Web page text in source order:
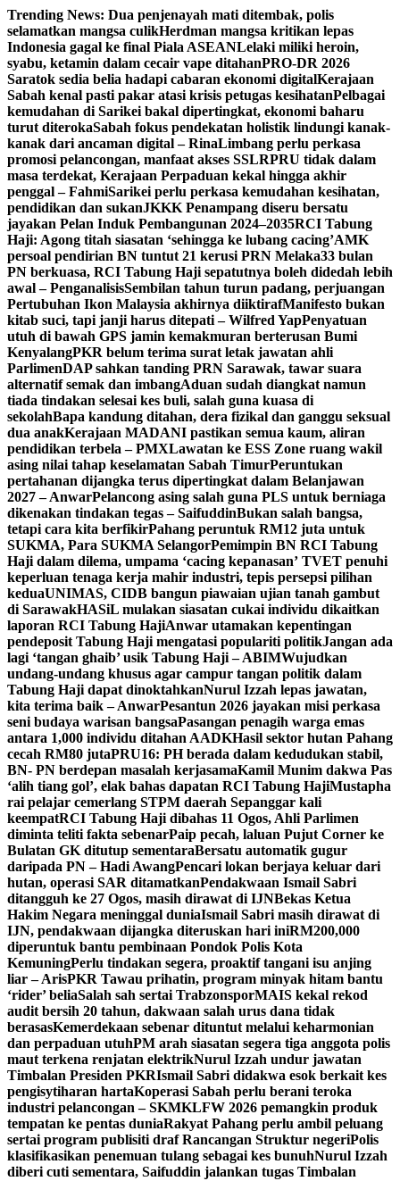
Skip
to
content
Trending News: Dua penjenayah mati ditembak, polis
selamatkan mangsa culikHerdman mangsa kritikan lepas
Indonesia gagal ke final Piala ASEANLelaki miliki heroin,
syabu, ketamin dalam cecair vape ditahanPRO-DR 2026
Saratok sedia belia hadapi cabaran ekonomi digitalKerajaan
Sabah kenal pasti pakar atasi krisis petugas kesihatanPelbagai
kemudahan di Sarikei bakal dipertingkat, ekonomi baharu
turut diterokaSabah fokus pendekatan holistik lindungi kanak-
kanak dari ancaman digital – RinaLimbang perlu perkasa
promosi pelancongan, manfaat akses SSLRPRU tidak dalam
masa terdekat, Kerajaan Perpaduan kekal hingga akhir
penggal – FahmiSarikei perlu perkasa kemudahan kesihatan,
pendidikan dan sukanJKKK Penampang diseru bersatu
jayakan Pelan Induk Pembangunan 2024–2035RCI Tabung
Haji: Agong titah siasatan ‘sehingga ke lubang cacing’AMK
persoal pendirian BN tuntut 21 kerusi PRN Melaka33 bulan
PN berkuasa, RCI Tabung Haji sepatutnya boleh didedah lebih
awal – PenganalisisSembilan tahun turun padang, perjuangan
Pertubuhan Ikon Malaysia akhirnya diiktirafManifesto bukan
kitab suci, tapi janji harus ditepati – Wilfred YapPenyatuan
utuh di bawah GPS jamin kemakmuran berterusan Bumi
KenyalangPKR belum terima surat letak jawatan ahli
ParlimenDAP sahkan tanding PRN Sarawak, tawar suara
alternatif semak dan imbangAduan sudah diangkat namun
tiada tindakan selesai kes buli, salah guna kuasa di
sekolahBapa kandung ditahan, dera fizikal dan ganggu seksual
dua anakKerajaan MADANI pastikan semua kaum, aliran
pendidikan terbela – PMXLawatan ke ESS Zone ruang wakil
asing nilai tahap keselamatan Sabah TimurPeruntukan
pertahanan dijangka terus dipertingkat dalam Belanjawan
2027 – AnwarPelancong asing salah guna PLS untuk berniaga
dikenakan tindakan tegas – SaifuddinBukan salah bangsa,
tetapi cara kita berfikirPahang peruntuk RM12 juta untuk
SUKMA, Para SUKMA SelangorPemimpin BN RCI Tabung
Haji dalam dilema, umpama ‘cacing kepanasan’ TVET penuhi
keperluan tenaga kerja mahir industri, tepis persepsi pilihan
keduaUNIMAS, CIDB bangun piawaian ujian tanah gambut
di SarawakHASiL mulakan siasatan cukai individu dikaitkan
laporan RCI Tabung HajiAnwar utamakan kepentingan
pendeposit Tabung Haji mengatasi populariti politikJangan ada
lagi ‘tangan ghaib’ usik Tabung Haji – ABIMWujudkan
undang-undang khusus agar campur tangan politik dalam
Tabung Haji dapat dinoktahkanNurul Izzah lepas jawatan,
kita terima baik – AnwarPesantun 2026 jayakan misi perkasa
seni budaya warisan bangsaPasangan penagih warga emas
antara 1,000 individu ditahan AADKHasil sektor hutan Pahang
cecah RM80 jutaPRU16: PH berada dalam kedudukan stabil,
BN- PN berdepan masalah kerjasamaKamil Munim dakwa Pas
‘alih tiang gol’, elak bahas dapatan RCI Tabung HajiMustapha
rai pelajar cemerlang STPM daerah Sepanggar kali
keempatRCI Tabung Haji dibahas 11 Ogos, Ahli Parlimen
diminta teliti fakta sebenarPaip pecah, laluan Pujut Corner ke
Bulatan GK ditutup sementaraBersatu automatik gugur
daripada PN – Hadi AwangPencari lokan berjaya keluar dari
hutan, operasi SAR ditamatkanPendakwaan Ismail Sabri
ditangguh ke 27 Ogos, masih dirawat di IJNBekas Ketua
Hakim Negara meninggal duniaIsmail Sabri masih dirawat di
IJN, pendakwaan dijangka diteruskan hari iniRM200,000
diperuntuk bantu pembinaan Pondok Polis Kota
KemuningPerlu tindakan segera, proaktif tangani isu anjing
liar – ArisPKR Tawau prihatin, program minyak hitam bantu
‘rider’ beliaSalah sah sertai TrabzonsporMAIS kekal rekod
audit bersih 20 tahun, dakwaan salah urus dana tidak
berasasKemerdekaan sebenar dituntut melalui keharmonian
dan perpaduan utuhPM arah siasatan segera tiga anggota polis
maut terkena renjatan elektrikNurul Izzah undur jawatan
Timbalan Presiden PKRIsmail Sabri didakwa esok berkait kes
pengisytiharan hartaKoperasi Sabah perlu berani teroka
industri pelancongan – SKMKLFW 2026 pemangkin produk
tempatan ke pentas duniaRakyat Pahang perlu ambil peluang
sertai program publisiti draf Rancangan Struktur negeriPolis
klasifikasikan penemuan tulang sebagai kes bunuhNurul Izzah
diberi cuti sementara, Saifuddin jalankan tugas Timbalan